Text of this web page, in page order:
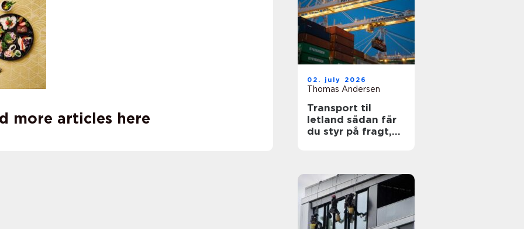
more articles here
02. july 2026
Thomas Andersen
Transport til
letland sådan får
du styr på fragt,